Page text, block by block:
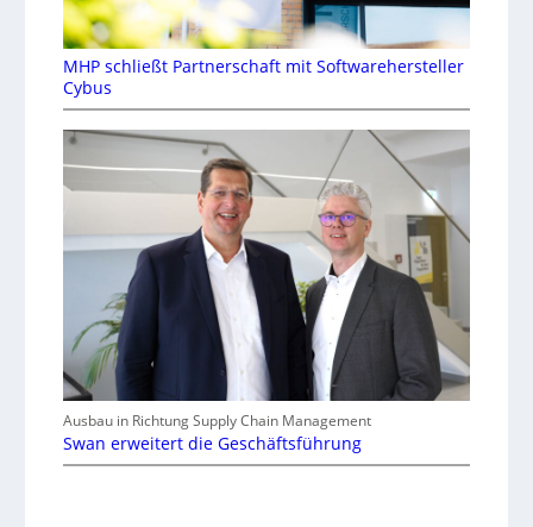
MHP schließt Partnerschaft mit Softwarehersteller
Cybus
Ausbau in Richtung Supply Chain Management
Swan erweitert die Geschäftsführung